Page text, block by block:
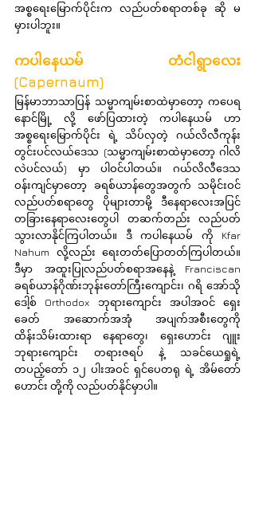
အစ္စရေးမြောက်ပိုင်းက လည်ပတ်စရာတစ်ခု ဆို မ
မှားပါဘူး။
ကပါနေယမ် တံငါရွာလေး
(Capernaum)
မြန်မာဘာသာပြန် သမ္မာကျမ်းစာထဲမှာတော့ ကပေရ
နောင်မြို့ လို့ ဖော်ပြထားတဲ့ ကပါနေယမ် ဟာ
အစ္စရေးမြောက်ပိုင်း ရဲ့ သိပ်လှတဲ့ ဂယ်လိလီကုန်း
တွင်းပင်လယ်ဒေသ (သမ္မာကျမ်းစာထဲမှာတော့ ဂါလိ
လဲပင်လယ်) မှာ ပါဝင်ပါတယ်။ ဂယ်လိလီဒေသ
ဝန်းကျင်မှာတော့ ခရစ်ယာန်တွေအတွက် သမိုင်းဝင်
လည်ပတ်စရာတွေ ပိုများတာမို့ ဒီနေရာလေးအပြင်
တခြားနေရာလေးတွေပါ တဆက်တည်း လည်ပတ်
သွားလာနိုင်ကြပါတယ်။ ဒီ ကပါနေယမ် ကို Kfar
Nahum လို့လည်း ရေးတတ်ပြောတတ်ကြပါတယ်။
ဒီမှာ အထူးပြုလည်ပတ်စရာအနေနဲ့ Franciscan
ခရစ်ယာန်ဂိုဏ်းဘုန်းတော်ကြီးကျောင်း၊ ဂရိ အော်သို
ဒေါ့စ် Orthodox ဘုရားကျောင်း အပါအဝင် ရှေး
ခေတ် အဆောက်အအုံ အပျက်အစီးတွေကို
ထိန်းသိမ်းထားရာ နေရာတွေ၊ ရှေးဟောင်း ဂျူး
ဘုရားကျောင်း တရားဇရပ် နဲ့ သခင်ယေရှုရဲ့
တပည့်တော် ၁၂ ပါးအဝင် ရှင်ပေတရု ရဲ့ အိမ်တော်
ဟောင်း တို့ကို လည်ပတ်နိုင်မှာပါ။